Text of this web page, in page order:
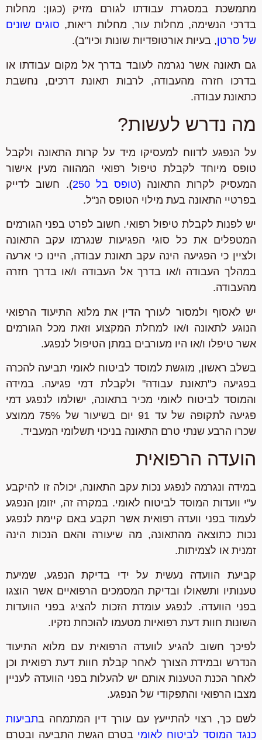
מתמשכת במסגרת עבודתו לגורם מזיק (כגון: מחלות
בדרכי הנשימה, מחלות עור, מחלות ריאות, סוגים שונים
של סרטן, בעיות אורטופדיות שונות וכיו"ב).
גם תאונה אשר נגרמה לעובד בדרך אל מקום עבודתו או
בדרכו חזרה מהעבודה, לרבות תאונת דרכים, נחשבת
כתאונת עבודה.
מה נדרש לעשות?
על הנפגע לדווח למעסיקו מיד על קרות התאונה ולקבל
טופס מיוחד לקבלת טיפול רפואי המהווה מעין אישור
המעסיק לקרות התאונה (טופס בל 250
). חשוב לדייק
בפרטיי התאונה בעת מילוי הטופס הנ"ל.
יש לפנות לקבלת טיפול רפואי. חשוב לפרט בפני הגורמים
המטפלים את כל סוגי הפגיעות שנגרמו עקב התאונה
ולציין כי הפגיעה הינה עקב תאונת עבודה, היינו כי ארעה
במהלך העבודה ו/או בדרך אל העבודה ו/או בדרך חזרה
מהעבודה.
יש לאסוף ולמסור לעורך הדין את מלוא התיעוד הרפואי
הנוגע לתאונה ו/או למחלת המקצוע וזאת מכל הגורמים
אשר טיפלו ו/או היו מעורבים במתן הטיפול לנפגע.
בשלב ראשון, מוגשת למוסד לביטוח לאומי תביעה להכרה
בפגיעה כ"תאונת עבודה" ולקבלת דמי פגיעה. במידה
והמוסד לביטוח לאומי מכיר בתאונה, ישולמו לנפגע דמי
פגיעה לתקופה של עד 91 יום בשיעור של 75% ממוצע
שכרו הרבע שנתי טרם התאונה בניכוי תשלומי המעביד.
הועדה הרפואית
במידה ונגרמה לנפגע נכות עקב התאונה, יכולה זו להיקבע
ע"י וועדות המוסד לביטוח לאומי. במקרה זה, יזומן הנפגע
לעמוד בפני וועדה רפואית אשר תקבע באם קיימת לנפגע
נכות כתוצאה מהתאונה, מה שיעורה והאם הנכות הינה
זמנית או לצמיתות.
קביעת הוועדה נעשית על ידי בדיקת הנפגע, שמיעת
טענותיו ותשאולו ובדיקת המסמכים הרפואיים אשר הוצגו
בפני הוועדה. לנפגע עומדת הזכות להציג בפני הוועדות
השונות חוות דעת רפואיות מטעמו להוכחת נזקיו.
לפיכך חשוב להגיע לוועדה הרפואית עם מלוא התיעוד
הנדרש ובמידת הצורך לאחר קבלת חוות דעת רפואית וכן
לאחר הכנת הטענות אותם יש להעלות בפני הוועדה לעניין
מצבו הרפואי והתפקודי של הנפגע.
לשם כך, רצוי להתייעץ עם עורך דין המתמחה בתביעות
כנגד המוסד לביטוח לאומיבטרם הגשת התביעה ובטרם